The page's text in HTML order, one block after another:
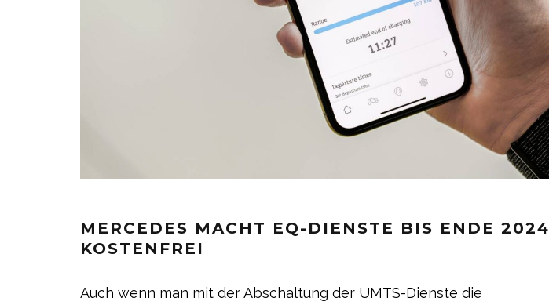
MERCEDES MACHT EQ-DIENSTE BIS ENDE 2024
KOSTENFREI
Auch wenn man mit der Abschaltung der UMTS-Dienste die